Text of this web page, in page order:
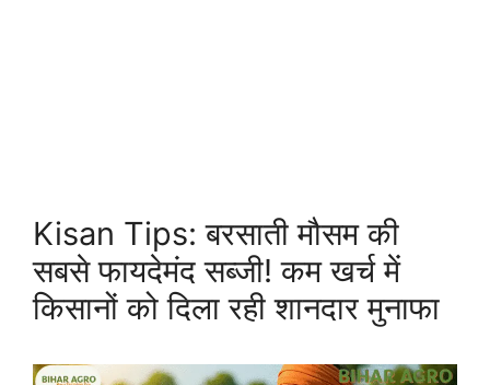
Kisan Tips: बरसाती मौसम की
सबसे फायदेमंद सब्जी! कम खर्च में
किसानों को दिला रही शानदार मुनाफा